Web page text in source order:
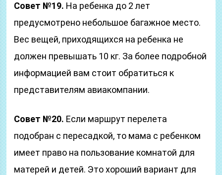
Совет №19. На ребенка до 2 лет
предусмотрено небольшое багажное место.
Вес вещей, приходящихся на ребенка не
должен превышать 10 кг. За более подробной
информацией вам стоит обратиться к
представителям авиакомпании.
Совет №20. Если маршрут перелета
подобран с пересадкой, то мама с ребенком
имеет право на пользование комнатой для
матерей и детей. Это хороший вариант для